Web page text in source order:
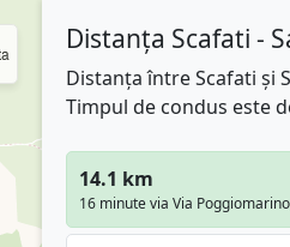
Distanța Scafati -
Distanța între Scafati și
Timpul de condus este
14.1 km
16 minute via Via